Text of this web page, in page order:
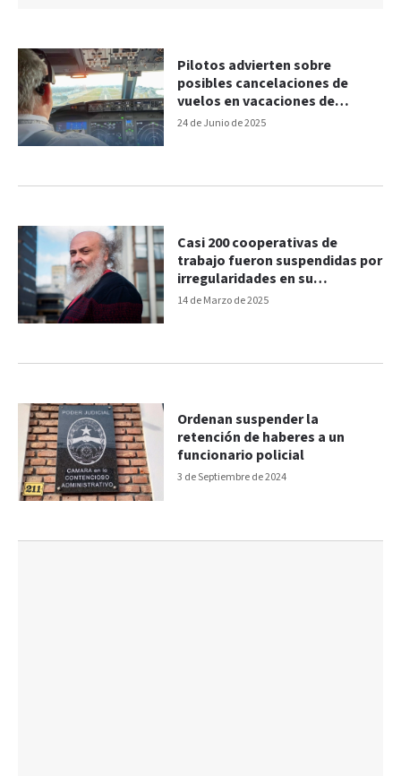
24 de Junio de 2025
Pilotos advierten sobre
posibles cancelaciones de
vuelos en vacaciones de
invierno
14 de Marzo de 2025
Casi 200 cooperativas de
trabajo fueron suspendidas por
irregularidades en su
constitución
3 de Septiembre de 2024
Ordenan suspender la
retención de haberes a un
funcionario policial